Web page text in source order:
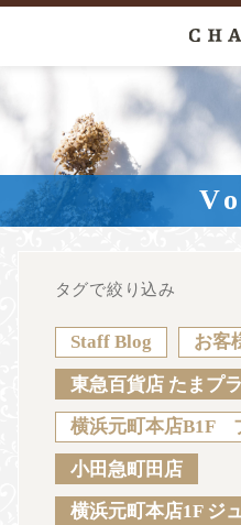
News Blog
Sustainability Voice
タグで絞り込み
Staff Blog お客
東急百貨店 たまプ
横浜元町本店B1F
小田急町田店
横浜元町本店1F ジ